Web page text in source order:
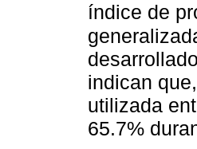
índice de
indican
utilizada
65.7%